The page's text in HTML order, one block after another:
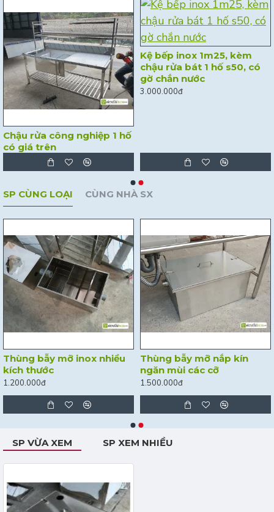
Chậu rửa công nghiệp 1 hố
có giá trên
Kệ bếp inox 1m25, kèm
chậu rửa bát 1 hố s50, có
gờ chắn nước
3.000.000đ
SP CÙNG LOẠI CÙNG NHÀ SX
Thùng bẫy mỡ inox nhiều
kích thước
1.200.000đ
Thùng bẫy mỡ nắp kín
ngăn mùi các cỡ
1.500.000đ
SP VỪA XEM SP XEM NHIỀU